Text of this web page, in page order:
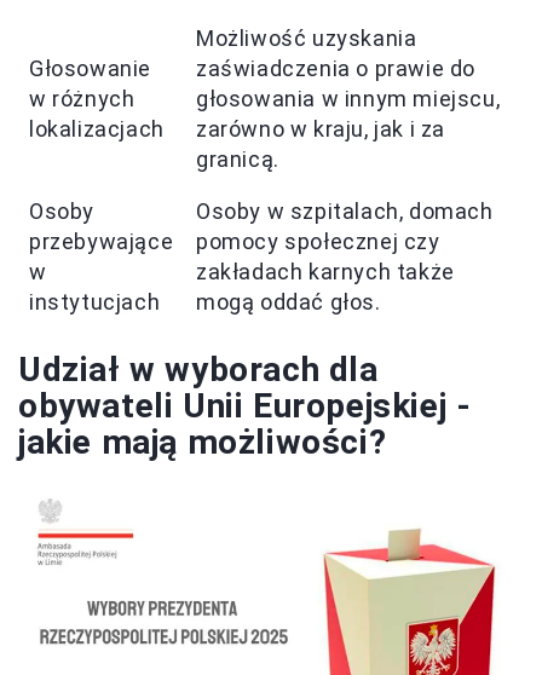
Głosowanie
w różnych
lokalizacjach
Możliwość uzyskania
zaświadczenia o prawie do
głosowania w innym miejscu,
zarówno w kraju, jak i za
granicą.
Osoby
przebywające
w
instytucjach
Osoby w szpitalach, domach
pomocy społecznej czy
zakładach karnych także
mogą oddać głos.
Udział w wyborach dla
obywateli Unii Europejskiej -
jakie mają możliwości?